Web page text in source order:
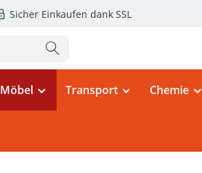
Sicher Einkaufen dank SSL
Möbel Transport Chemie